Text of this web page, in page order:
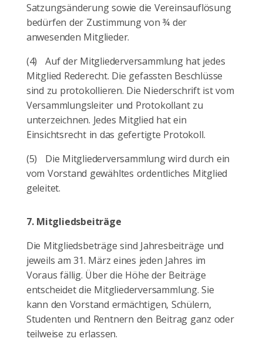
Satzungsänderung sowie die Vereinsauflösung
bedürfen der Zustimmung von ¾ der
anwesenden Mitglieder.
(4) Auf der Mitgliederversammlung hat jedes
Mitglied Rederecht. Die gefassten Beschlüsse
sind zu protokollieren. Die Niederschrift ist vom
Versammlungsleiter und Protokollant zu
unterzeichnen. Jedes Mitglied hat ein
Einsichtsrecht in das gefertigte Protokoll.
(5) Die Mitgliederversammlung wird durch ein
vom Vorstand gewähltes ordentliches Mitglied
geleitet.
7. Mitgliedsbeiträge
Die Mitgliedsbeträge sind Jahresbeiträge und
jeweils am 31. März eines jeden Jahres im
Voraus fällig. Über die Höhe der Beiträge
entscheidet die Mitgliederversammlung. Sie
kann den Vorstand ermächtigen, Schülern,
Studenten und Rentnern den Beitrag ganz oder
teilweise zu erlassen.